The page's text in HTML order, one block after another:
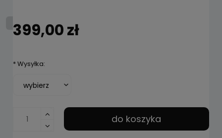
399,00 zł
*Wysyłka:
do koszyka